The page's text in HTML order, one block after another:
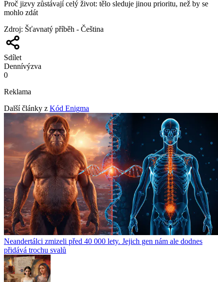
Proč jizvy zůstávají celý život: tělo sleduje jinou prioritu, než by se
mohlo zdát
Zdroj: Šťavnatý příběh - Čeština
Sdílet
Dennívýzva
0
Reklama
Další články z Kód Enigma
Neandertálci zmizeli před 40 000 lety. Jejich gen nám ale dodnes
přidává trochu svalů